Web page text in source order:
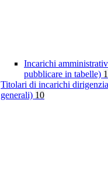
Incarichi
pubblicare in tabelle) 1
Titolari di incarichi
generali) 10